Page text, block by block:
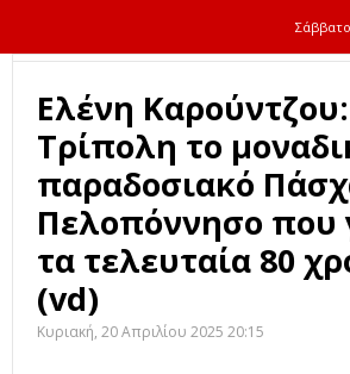
Ελένη
Τρίπολη το
παραδοσιακό
Πελοπόννησο που
τα τελευταία 80
(vd)
Κυριακή, 20 Απριλίου 2025 20:15